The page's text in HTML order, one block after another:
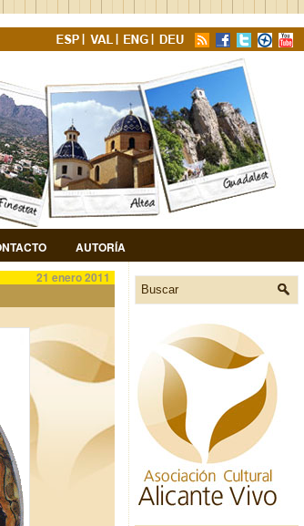
AUTORÍA
21 enero 2011